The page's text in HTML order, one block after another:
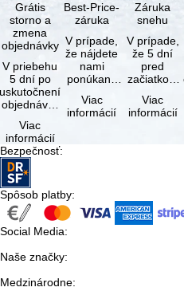
Grátis
storno a
zmena
objednávky
V priebehu
5 dní po
uskutočnení
objednávky
tejto
objednávky
bezplatne
…
Viac
informácií
Best-Price-
záruka
V prípade,
že nájdete
nami
ponúkaný
rovnakými
službami
Viac
informácií
Záruka
snehu
V prípade,
že 5 dní
pred
začiatkom
(deň
príjazdu)
Viac
informácií
Bezpečnosť:
Spôsob platby:
Social Media:
Naše značky:
Medzinárodne: